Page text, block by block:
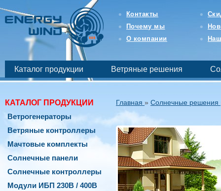
магазин
возобновляемой
бесперебойной
энергетики
Контакты
Почему мы
О компании
Каталог продукции Ветряные решения
КАТАЛОГ ПРОДУКЦИИ
Ветрогенераторы
Ветряные контроллеры
Мачтовые комплекты
Солнечные панели
Солнечные контроллеры
Модули ИБП 230В / 400В
Главная » Солнечные решения